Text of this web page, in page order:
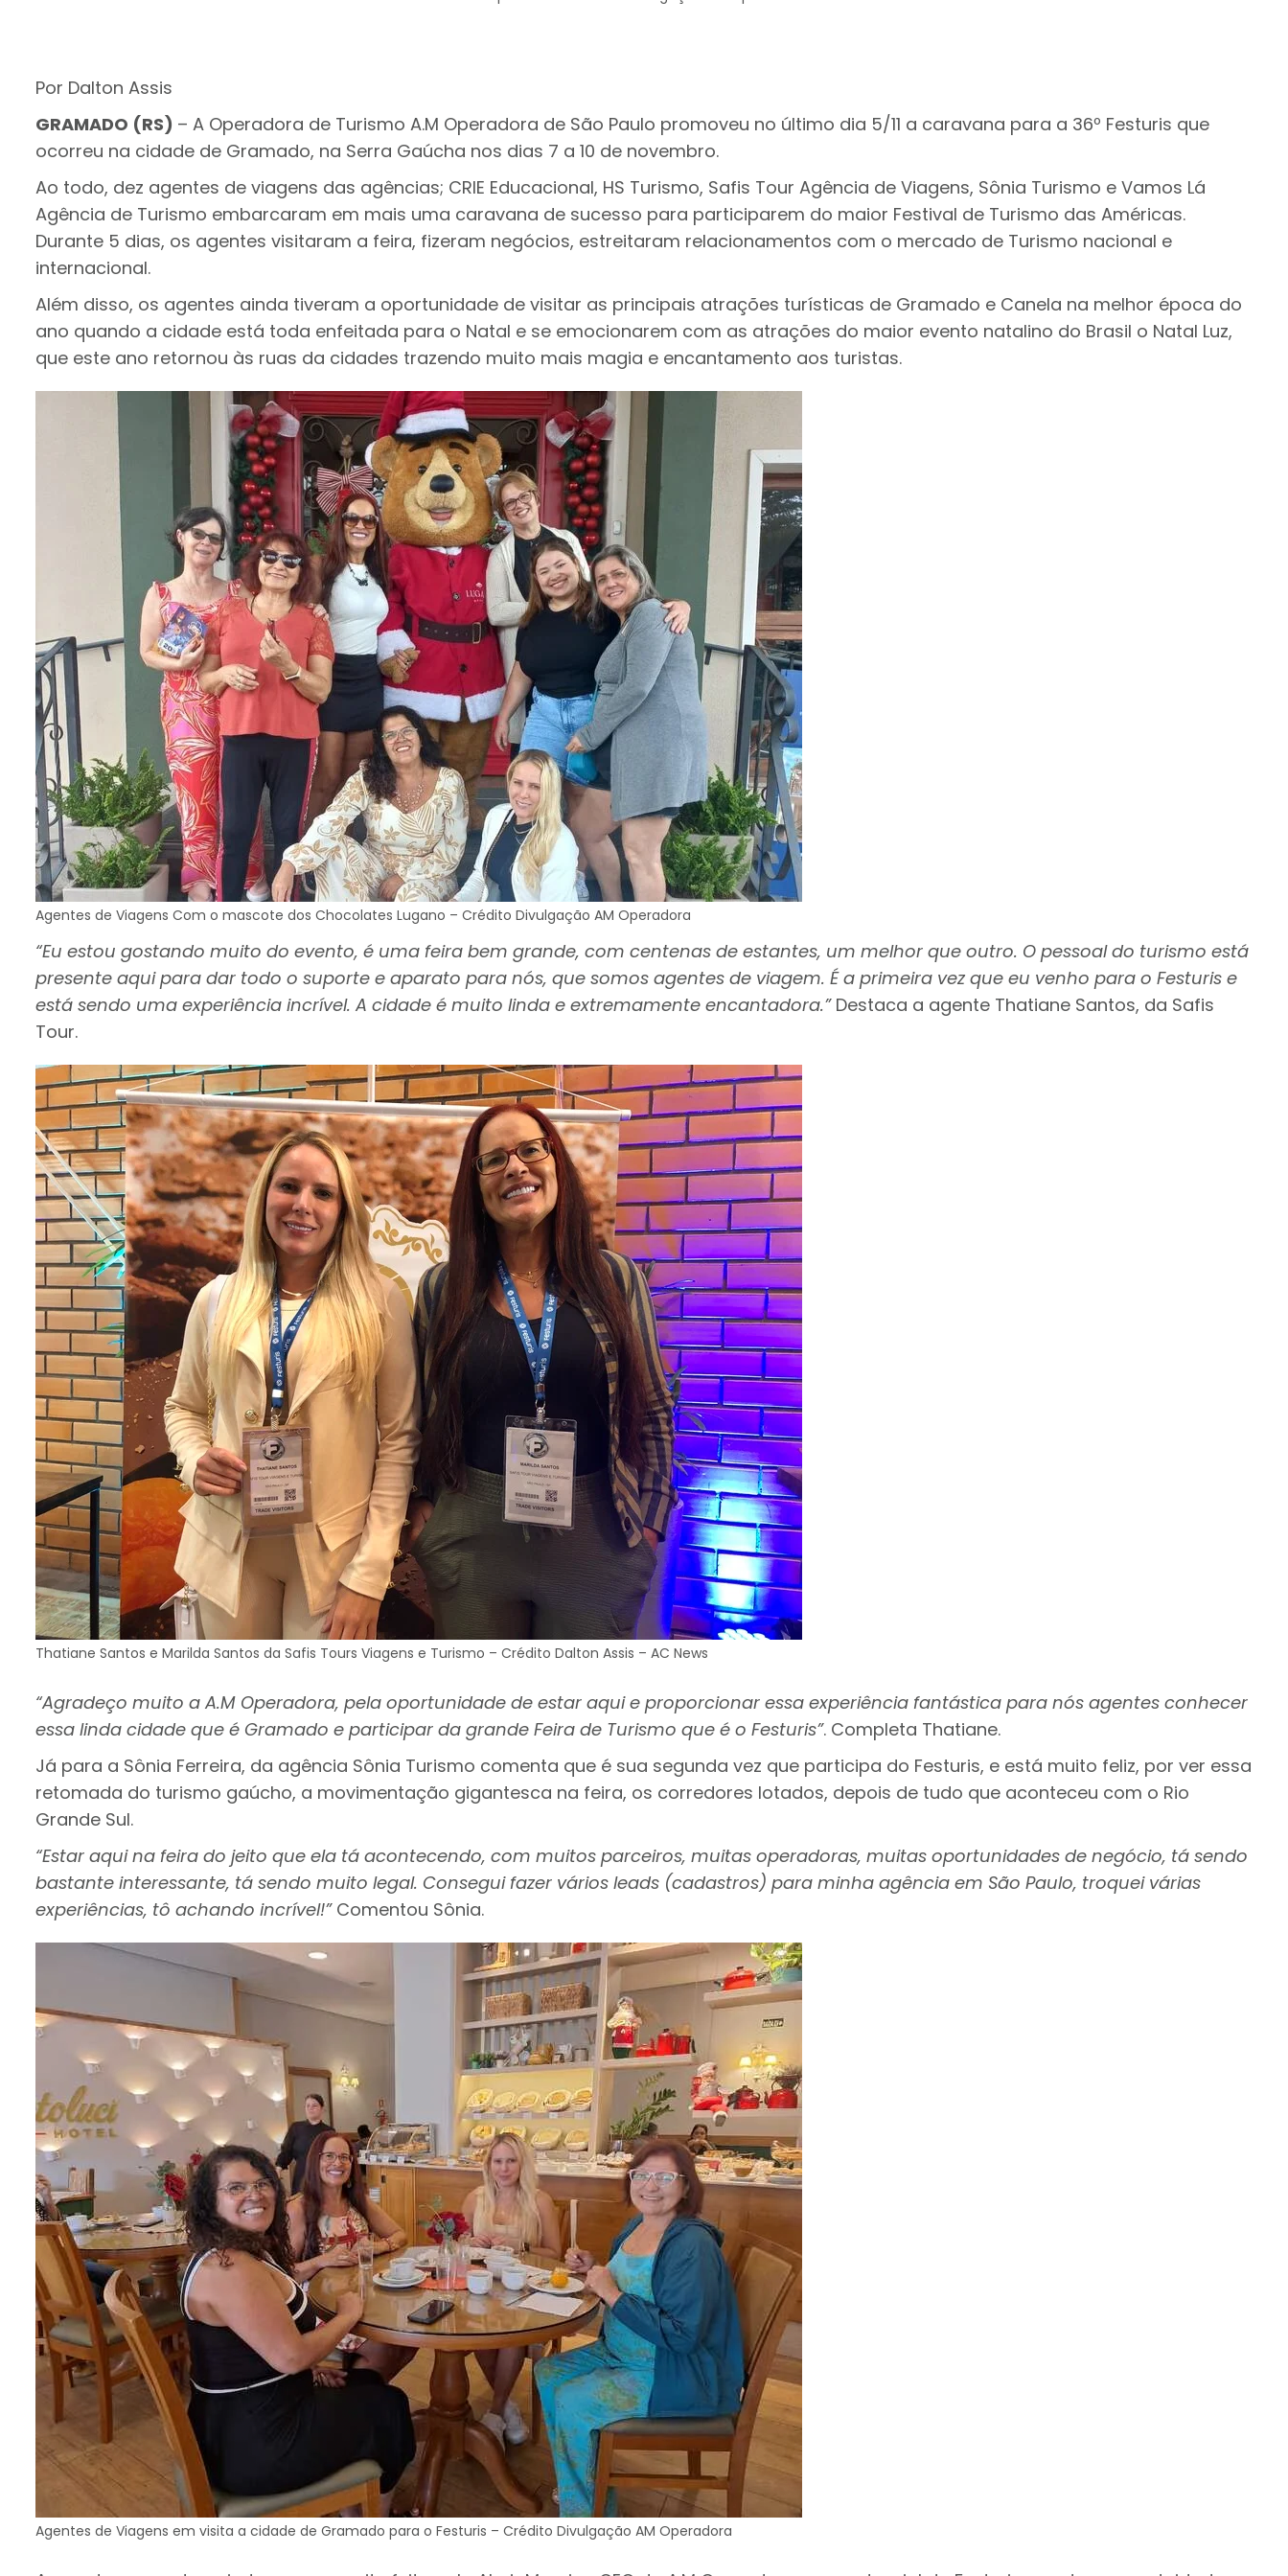
Por Dalton Assis
GRAMADO (RS) – A Operadora de Turismo A.M Operadora de São Paulo promoveu no último dia 5/11 a caravana para a 36º Festuris que
ocorreu na cidade de Gramado, na Serra Gaúcha nos dias 7 a 10 de novembro.
Ao todo, dez agentes de viagens das agências; CRIE Educacional, HS Turismo, Safis Tour Agência de Viagens, Sônia Turismo e Vamos Lá
Agência de Turismo embarcaram em mais uma caravana de sucesso para participarem do maior Festival de Turismo das Américas.
Durante 5 dias, os agentes visitaram a feira, fizeram negócios, estreitaram relacionamentos com o mercado de Turismo nacional e
internacional.
Além disso, os agentes ainda tiveram a oportunidade de visitar as principais atrações turísticas de Gramado e Canela na melhor época do
ano quando a cidade está toda enfeitada para o Natal e se emocionarem com as atrações do maior evento natalino do Brasil o Natal Luz,
que este ano retornou às ruas da cidades trazendo muito mais magia e encantamento aos turistas.
Agentes de Viagens Com o mascote dos Chocolates Lugano – Crédito Divulgação AM Operadora
“Eu estou gostando muito do evento, é uma feira bem grande, com centenas de estantes, um melhor que outro. O pessoal do turismo está
presente aqui para dar todo o suporte e aparato para nós, que somos agentes de viagem. É a primeira vez que eu venho para o Festuris e
está sendo uma experiência incrível. A cidade é muito linda e extremamente encantadora.” Destaca a agente Thatiane Santos, da Safis
Tour.
Thatiane Santos e Marilda Santos da Safis Tours Viagens e Turismo – Crédito Dalton Assis – AC News
“Agradeço muito a A.M Operadora, pela oportunidade de estar aqui e proporcionar essa experiência fantástica para nós agentes conhecer
essa linda cidade que é Gramado e participar da grande Feira de Turismo que é o Festuris”. Completa Thatiane.
Já para a Sônia Ferreira, da agência Sônia Turismo comenta que é sua segunda vez que participa do Festuris, e está muito feliz, por ver essa
retomada do turismo gaúcho, a movimentação gigantesca na feira, os corredores lotados, depois de tudo que aconteceu com o Rio
Grande Sul.
“Estar aqui na feira do jeito que ela tá acontecendo, com muitos parceiros, muitas operadoras, muitas oportunidades de negócio, tá sendo
bastante interessante, tá sendo muito legal. Consegui fazer vários leads (cadastros) para minha agência em São Paulo, troquei várias
experiências, tô achando incrível!”Comentou Sônia.
Agentes de Viagens em visita a cidade de Gramado para o Festuris – Crédito Divulgação AM Operadora